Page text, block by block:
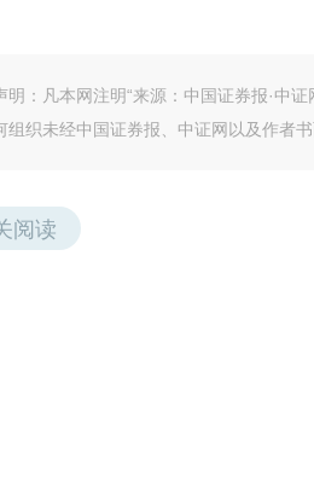
明：凡本网注明“来源：中国证券报·中
组织未经中国证券报、中证网以及作者
阅读